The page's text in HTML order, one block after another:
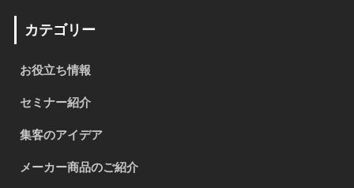
カテゴリー
お役立ち情報
セミナー紹介
集客のアイデア
メーカー商品のご紹介